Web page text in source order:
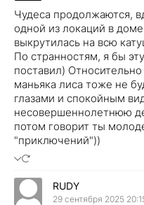
Чудеса продолжаются,
одной из локаций в
выкрутилась на всю
По странностям, я бы
поставил)
маньяка лиса тоже не
глазами и спокойным
несовершеннолетнюю
потом говорит ты
"приключений"))
RUDY
29 сентября 2025